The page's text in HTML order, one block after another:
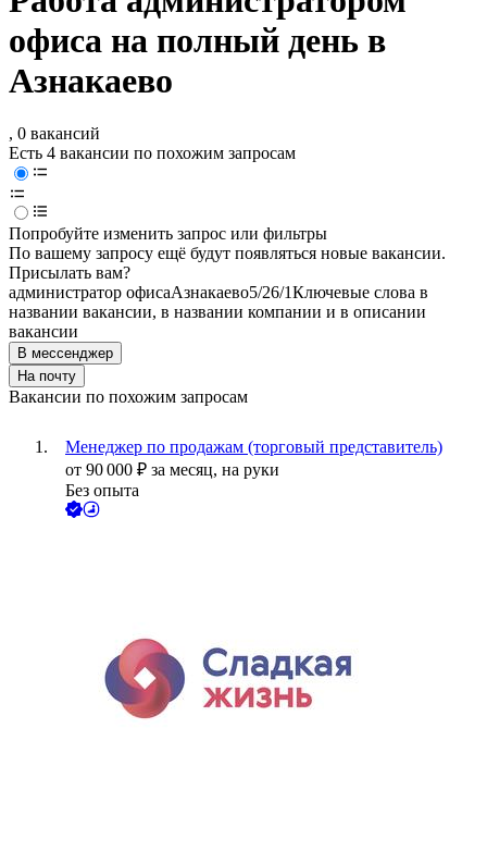
офиса на полный день в
Азнакаево
, 0 вакансий
Есть 4 вакансии по похожим запросам
Попробуйте изменить запрос или фильтры
По вашему запросу ещё будут появляться новые вакансии.
Присылать вам?
администратор офисаАзнакаево5/26/1Ключевые слова в
названии вакансии, в названии компании и в описании
вакансии
В мессенджер
На почту
Вакансии по похожим запросам
Менеджер по продажам (торговый представитель)
от 90 000 ₽ за месяц, на руки
Без опыта